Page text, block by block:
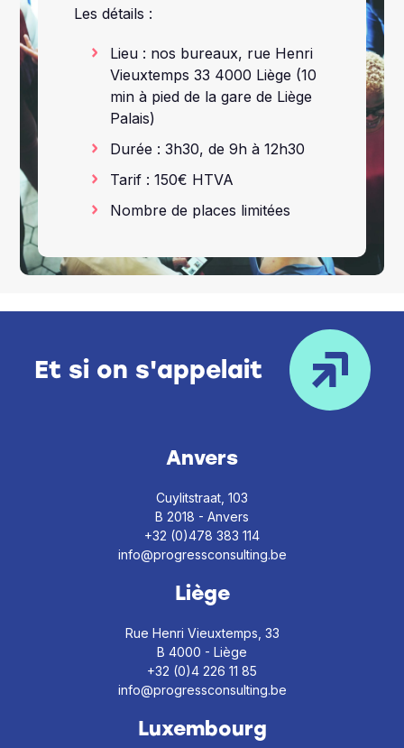
Les détails :
Lieu : nos bureaux, rue Henri
Vieuxtemps 33 4000 Liège (10
min à pied de la gare de Liège
Palais)
Durée : 3h30, de 9h à 12h30
Tarif : 150€ HTVA
Nombre de places limitées
Et si on s'appelait
Anvers
Cuylitstraat, 103
B 2018 - Anvers
+32 (0)478 383 114
info@progressconsulting.be
Liège
Rue Henri Vieuxtemps, 33
B 4000 - Liège
+32 (0)4 226 11 85
info@progressconsulting.be
Luxembourg